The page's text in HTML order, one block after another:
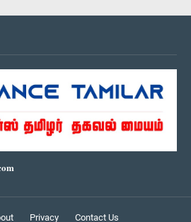
Privacy Contact Us